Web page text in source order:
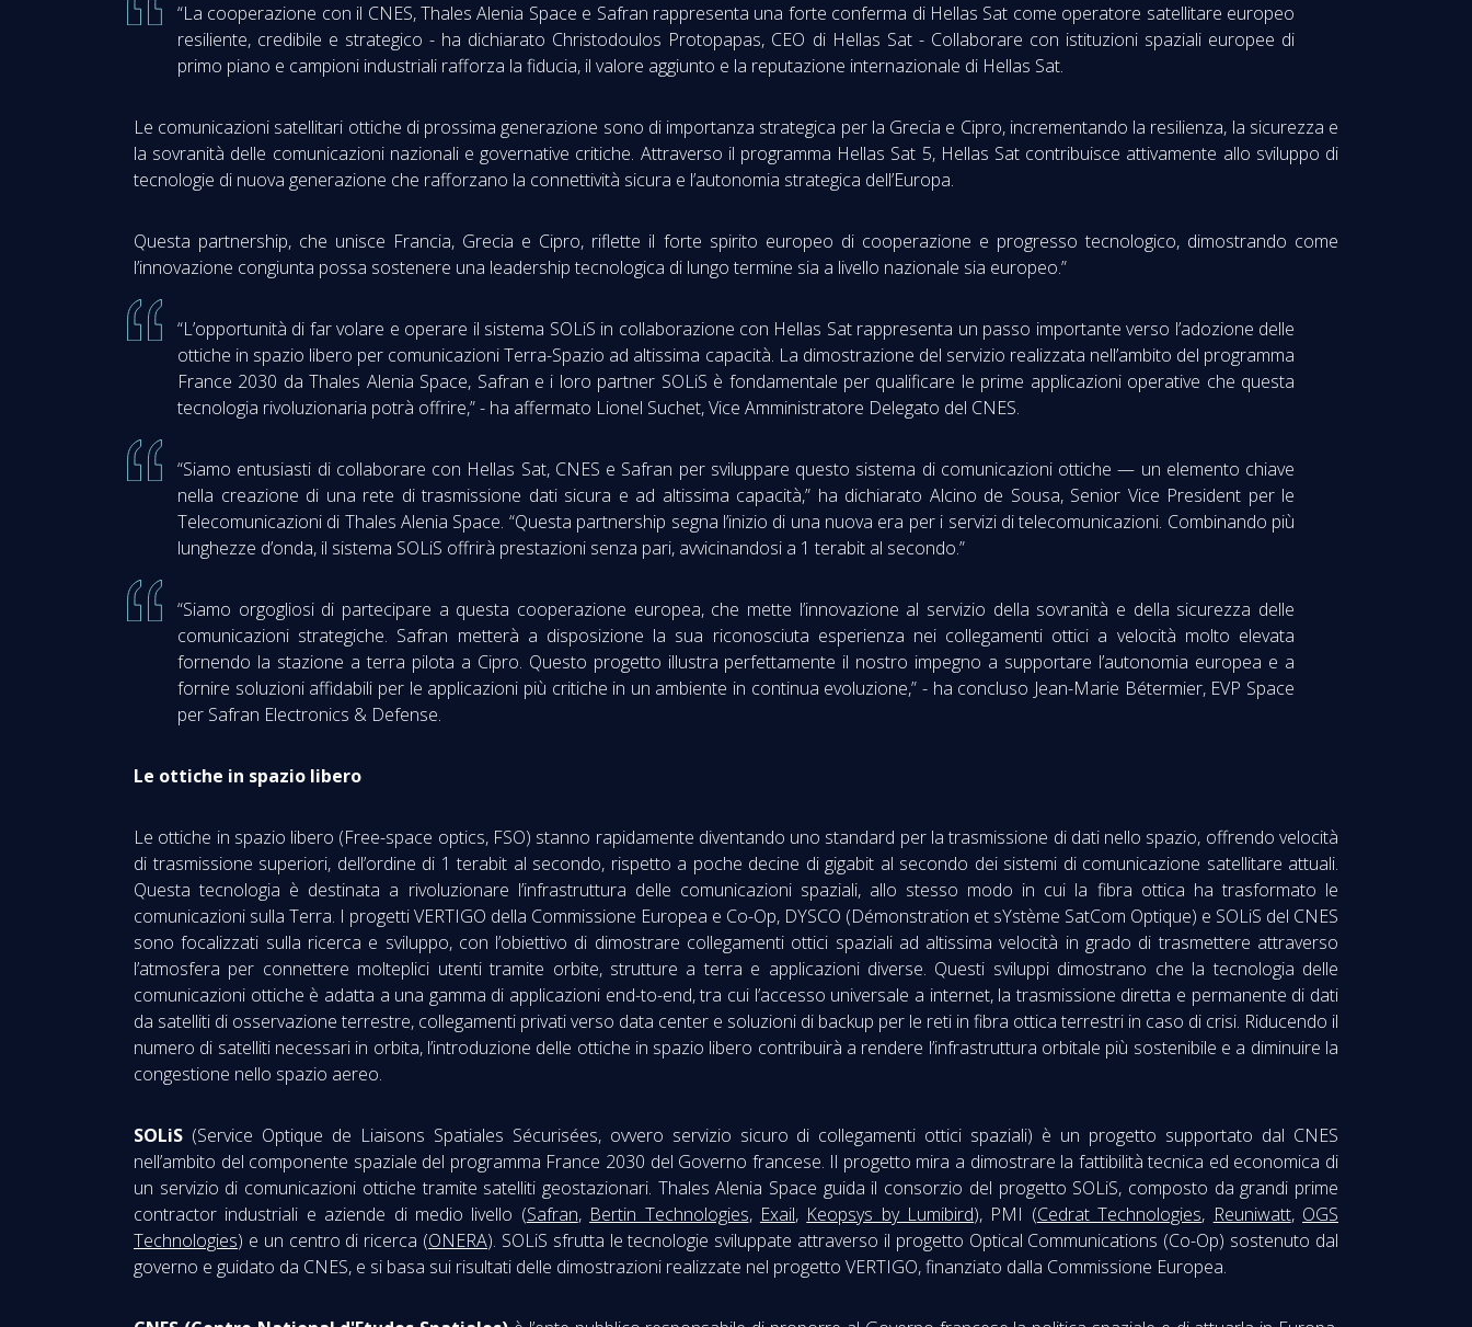
“La cooperazione con il CNES, Thales Alenia Space e Safran rappresenta una forte conferma di Hellas Sat come operatore satellitare europeo
resiliente, credibile e strategico - ha dichiarato Christodoulos Protopapas, CEO di Hellas Sat - Collaborare con istituzioni spaziali europee di
primo piano e campioni industriali rafforza la fiducia, il valore aggiunto e la reputazione internazionale di Hellas Sat.
Le comunicazioni satellitari ottiche di prossima generazione sono di importanza strategica per la Grecia e Cipro, incrementando la resilienza, la sicurezza e
la sovranità delle comunicazioni nazionali e governative critiche. Attraverso il programma Hellas Sat 5, Hellas Sat contribuisce attivamente allo sviluppo di
tecnologie di nuova generazione che rafforzano la connettività sicura e l’autonomia strategica dell’Europa.
Questa partnership, che unisce Francia, Grecia e Cipro, riflette il forte spirito europeo di cooperazione e progresso tecnologico, dimostrando come
l’innovazione congiunta possa sostenere una leadership tecnologica di lungo termine sia a livello nazionale sia europeo.”
“L’opportunità di far volare e operare il sistema SOLiS in collaborazione con Hellas Sat rappresenta un passo importante verso l’adozione delle
ottiche in spazio libero per comunicazioni Terra-Spazio ad altissima capacità. La dimostrazione del servizio realizzata nell’ambito del programma
France 2030 da Thales Alenia Space, Safran e i loro partner SOLiS è fondamentale per qualificare le prime applicazioni operative che questa
tecnologia rivoluzionaria potrà offrire,” - ha affermato Lionel Suchet, Vice Amministratore Delegato del CNES.
“Siamo entusiasti di collaborare con Hellas Sat, CNES e Safran per sviluppare questo sistema di comunicazioni ottiche — un elemento chiave
nella creazione di una rete di trasmissione dati sicura e ad altissima capacità,” ha dichiarato Alcino de Sousa, Senior Vice President per le
Telecomunicazioni di Thales Alenia Space. “Questa partnership segna l’inizio di una nuova era per i servizi di telecomunicazioni. Combinando più
lunghezze d’onda, il sistema SOLiS offrirà prestazioni senza pari, avvicinandosi a 1 terabit al secondo.”
“Siamo orgogliosi di partecipare a questa cooperazione europea, che mette l’innovazione al servizio della sovranità e della sicurezza delle
comunicazioni strategiche. Safran metterà a disposizione la sua riconosciuta esperienza nei collegamenti ottici a velocità molto elevata
fornendo la stazione a terra pilota a Cipro. Questo progetto illustra perfettamente il nostro impegno a supportare l’autonomia europea e a
fornire soluzioni affidabili per le applicazioni più critiche in un ambiente in continua evoluzione,” - ha concluso Jean-Marie Bétermier, EVP Space
per Safran Electronics & Defense.
Le ottiche in spazio libero
Le ottiche in spazio libero (Free-space optics, FSO) stanno rapidamente diventando uno standard per la trasmissione di dati nello spazio, offrendo velocità
di trasmissione superiori, dell’ordine di 1 terabit al secondo, rispetto a poche decine di gigabit al secondo dei sistemi di comunicazione satellitare attuali.
Questa tecnologia è destinata a rivoluzionare l’infrastruttura delle comunicazioni spaziali, allo stesso modo in cui la fibra ottica ha trasformato le
comunicazioni sulla Terra. I progetti VERTIGO della Commissione Europea e Co-Op, DYSCO (Démonstration et sYstème SatCom Optique) e SOLiS del CNES
sono focalizzati sulla ricerca e sviluppo, con l’obiettivo di dimostrare collegamenti ottici spaziali ad altissima velocità in grado di trasmettere attraverso
l’atmosfera per connettere molteplici utenti tramite orbite, strutture a terra e applicazioni diverse. Questi sviluppi dimostrano che la tecnologia delle
comunicazioni ottiche è adatta a una gamma di applicazioni end-to-end, tra cui l’accesso universale a internet, la trasmissione diretta e permanente di dati
da satelliti di osservazione terrestre, collegamenti privati verso data center e soluzioni di backup per le reti in fibra ottica terrestri in caso di crisi. Riducendo il
numero di satelliti necessari in orbita, l’introduzione delle ottiche in spazio libero contribuirà a rendere l’infrastruttura orbitale più sostenibile e a diminuire la
congestione nello spazio aereo.
SOLiS (Service Optique de Liaisons Spatiales Sécurisées, ovvero servizio sicuro di collegamenti ottici spaziali) è un progetto supportato dal CNES
nell’ambito del componente spaziale del programma France 2030 del Governo francese. Il progetto mira a dimostrare la fattibilità tecnica ed economica di
un servizio di comunicazioni ottiche tramite satelliti geostazionari. Thales Alenia Space guida il consorzio del progetto SOLiS, composto da grandi prime
contractor industriali e aziende di medio livello (Safran, Bertin Technologies, Exail, Keopsys by Lumibird), PMI (Cedrat Technologies, Reuniwatt, OGS
Technologies) e un centro di ricerca (ONERA). SOLiS sfrutta le tecnologie sviluppate attraverso il progetto Optical Communications (Co-Op) sostenuto dal
governo e guidato da CNES, e si basa sui risultati delle dimostrazioni realizzate nel progetto VERTIGO, finanziato dalla Commissione Europea.